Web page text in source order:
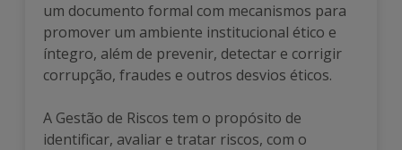
um documento formal com mecanismos para
promover um ambiente institucional ético e
íntegro, além de prevenir, detectar e corrigir
corrupção, fraudes e outros desvios éticos.
A Gestão de Riscos tem o propósito de
identificar, avaliar e tratar riscos, com o